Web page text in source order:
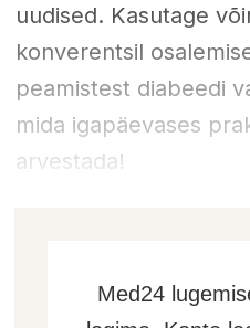
uudised. Kasutage
konverentsil
peamistest diabeedi
mida igapäevases
arvestada!
Med24